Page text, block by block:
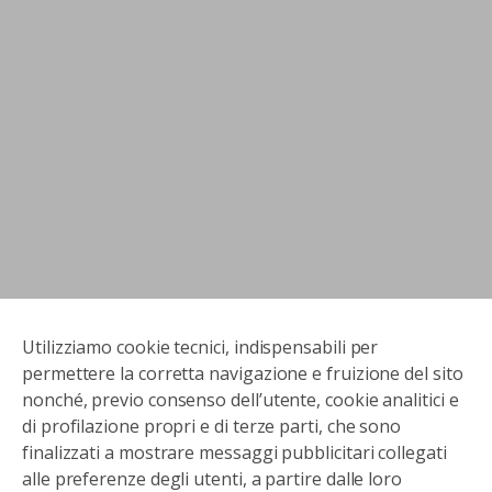
Utilizziamo cookie tecnici, indispensabili per
permettere la corretta navigazione e fruizione del sito
nonché, previo consenso dell’utente, cookie analitici e
di profilazione propri e di terze parti, che sono
finalizzati a mostrare messaggi pubblicitari collegati
alle preferenze degli utenti, a partire dalle loro